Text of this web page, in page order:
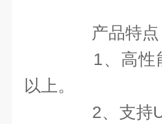
产品特点
1、高性能
以上。
2、支持